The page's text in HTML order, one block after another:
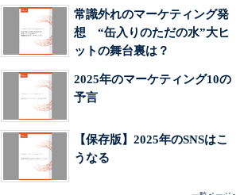
常識外れのマーケティング発
想 “缶入りのただの水”大ヒ
ットの舞台裏は？
2025年のマーケティング10の
予言
【保存版】2025年のSNSはこ
うなる